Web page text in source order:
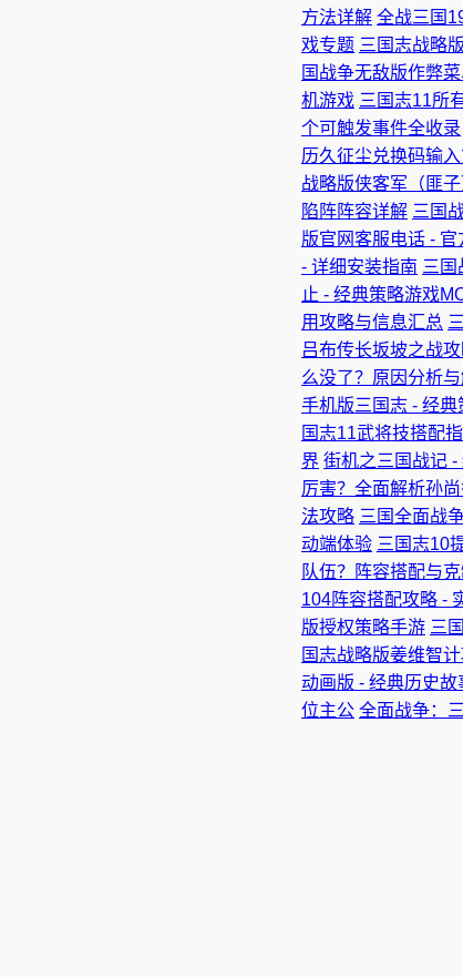
方法详解 全战三国
戏专题 三国志战略
国战争无敌版作弊
机游戏 三国志11所
个可触发事件全收录
历久征尘兑换码输
战略版侠客军（匪
陷阵阵容详解 三国
版官网客服电话 -
- 详细安装指南 三国
止 - 经典策略游戏
用攻略与信息汇总
吕布传长坂坡之战
么没了？原因分析
手机版三国志 - 经典
国志11武将技搭配
界 街机之三国战记
厉害？全面解析孙
法攻略 三国全面战
动端体验 三国志10
队伍？阵容搭配与
104阵容搭配攻略 -
版授权策略手游 三
国志战略版姜维智
动画版 - 经典历史故
位主公 全面战争：